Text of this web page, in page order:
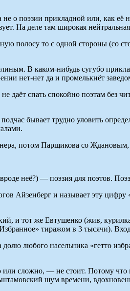
о поэзии прикладной или, как её
На деле там широкая
полосу то с одной стороны (со
В каком-нибудь сугубо
нет-нет да и промелькнёт
спать спокойно поэтам без
бывает трудно уловить
потом Парщикова со
неё?) — поэзия для поэтов.
Айзенберг и называет эту
и тот же Евтушенко (жив,
тиражом в 3 тысячи).
любого насельника «гетто
сложно, — не стоит. Потому что
шум времени,